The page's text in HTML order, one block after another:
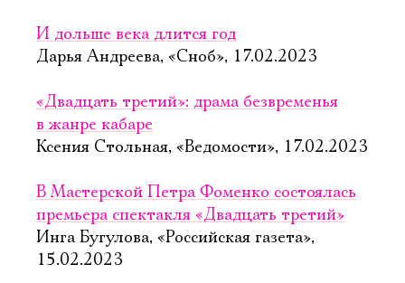
И дольше века длится год
Дарья Андреева, «Сноб», 17.02.2023
«Двадцать третий»: драма безвременья
в жанре кабаре
Ксения Стольная, «Ведомости», 17.02.2023
В Мастерской Петра Фоменко состоялась
премьера спектакля «Двадцать третий»
Инга Бугулова, «Российская газета»,
15.02.2023